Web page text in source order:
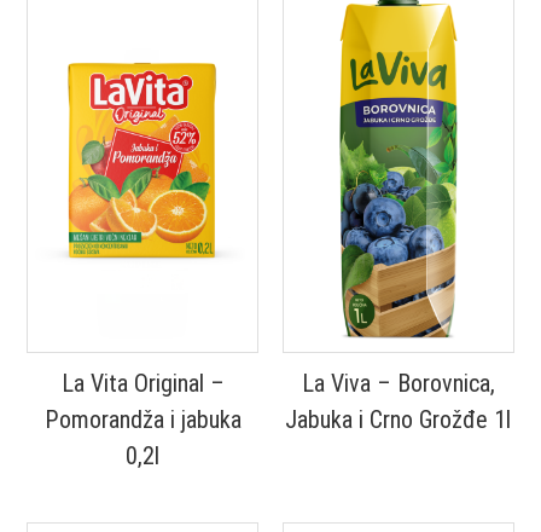
La Vita Original –
Pomorandža i jabuka
0,2l
La Viva – Borovnica,
Jabuka i Crno Grožđe 1l